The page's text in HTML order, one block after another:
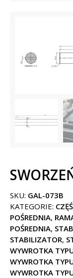
SKU: GAL-073B
KATEGORIE:
POŚREDNIA,
POŚREDNIA,
STABILIZATOR,
WYWROTKA
WYWROTKA
WYWROTKA